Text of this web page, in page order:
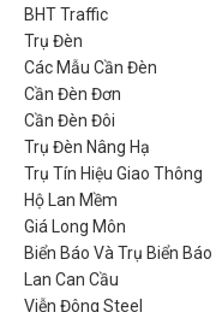
BHT Traffic
Trụ Đèn
Các Mẫu Cần Đèn
Cần Đèn Đơn
Cần Đèn Đôi
Trụ Đèn Nâng Hạ
Trụ Tín Hiệu Giao Thông
Hộ Lan Mềm
Giá Long Môn
Biển Báo Và Trụ Biển
Lan Can Cầu
Viễn Đông Steel